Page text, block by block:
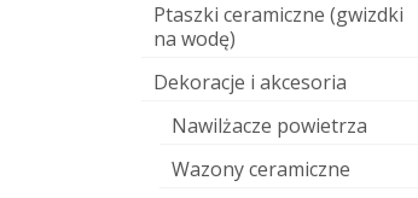
Ptaszki ceramiczne (gwizdki
na wodę)
Dekoracje i akcesoria
Nawilżacze powietrza
Wazony ceramiczne